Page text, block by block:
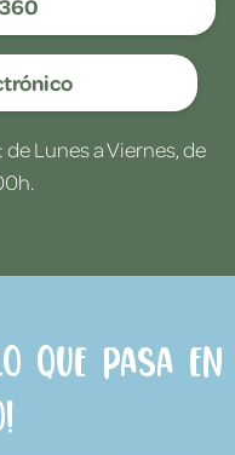
Lunes a Viernes, de
que pasa en